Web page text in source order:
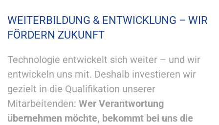
WEITERBILDUNG & ENTWICKLUNG – WIR
FÖRDERN ZUKUNFT
Technologie entwickelt sich weiter – und wir
entwickeln uns mit. Deshalb investieren wir
gezielt in die Qualifikation unserer
Mitarbeitenden: Wer Verantwortung
übernehmen möchte, bekommt bei uns die